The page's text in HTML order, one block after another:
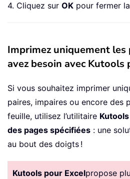
4. Cliquez sur OK pour fermer
Imprimez uniquement les
avez besoin avec Kutools
Si vous souhaitez imprimer
paires, impaires ou encore des
feuille, utilisez l’utilitaire
des pages spécifiées : une
au bout des doigts !
Kutools pour Excelpropose